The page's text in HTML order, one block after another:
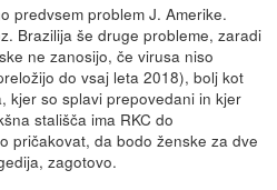
predvsem problem J. Amerike.
Brazilija še druge probleme, zaradi
ne zanosijo, če virusa niso
do vsaj leta 2018), bolj kot
kjer so splavi prepovedani in kjer
stališča ima RKC do
pričakovat, da bodo ženske za dve
zagotovo.